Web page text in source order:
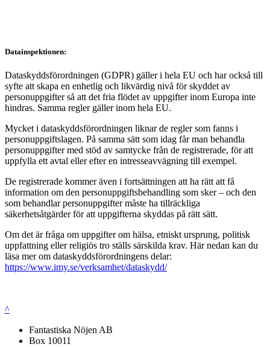
Datainspektionen:
Dataskyddsförordningen (GDPR) gäller i hela EU och har också till
syfte att skapa en enhetlig och likvärdig nivå för skyddet av
personuppgifter så att det fria flödet av uppgifter inom Europa inte
hindras. Samma regler gäller inom hela EU.
Mycket i dataskyddsförordningen liknar de regler som fanns i
personuppgiftslagen. På samma sätt som idag får man behandla
personuppgifter med stöd av samtycke från de registrerade, för att
uppfylla ett avtal eller efter en intresseavvägning till exempel.
De registrerade kommer även i fortsättningen att ha rätt att få
information om den personuppgiftsbehandling som sker – och den
som behandlar personuppgifter måste ha tillräckliga
säkerhetsåtgärder för att uppgifterna skyddas på rätt sätt.
Om det är fråga om uppgifter om hälsa, etniskt ursprung, politisk
uppfattning eller religiös tro ställs särskilda krav. Här nedan kan du
läsa mer om dataskyddsförordningens delar:
https://www.imy.se/verksamhet/dataskydd/
^
Fantastiska Nöjen AB
Box 10011